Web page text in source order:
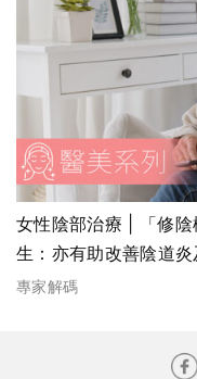
女性陰部治療 | 「修陰
生：亦有助改善陰道
專家解碼